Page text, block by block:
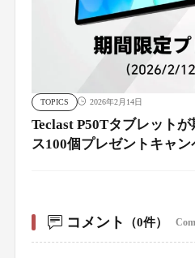
TOPICS 2026年2月14日
Teclast P50Tタブレット
ス100個プレゼントキャン
コメント （0件）